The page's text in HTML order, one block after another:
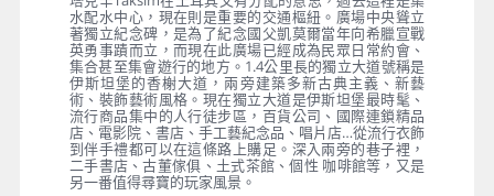
住宿：五星★★★★★ INTERCONTINENTAL 或同等級
伊斯坦堡～今日已成為土耳其回教傳統與現代化建設相
融合的最佳寫照，被古羅馬人稱之為小亞細亞的土耳
其，橫跨歐、亞兩大洲，臨黑海、愛琴海、地中海，歷
史悠久、人文與物產豐富、自然地理景觀奇特，是知性
必覽之地。